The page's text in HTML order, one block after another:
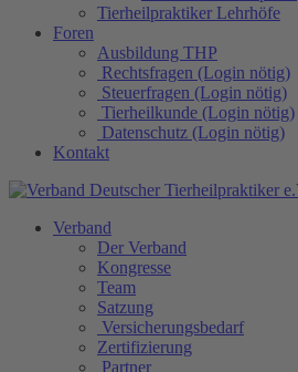
Tierheilpraktiker Lehrhöfe
Foren
Ausbildung THP
Rechtsfragen (Login nötig)
Steuerfragen (Login nötig)
Tierheilkunde (Login nötig)
Datenschutz (Login nötig)
Kontakt
Verband
Der Verband
Kongresse
Team
Satzung
Versicherungsbedarf
Zertifizierung
Partner